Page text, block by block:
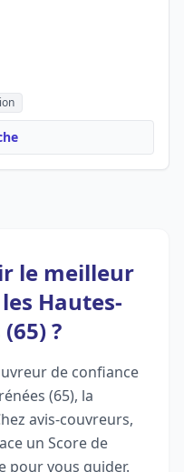
le meilleur
Hautes-
?
de confiance
(65), la
avis-couvreurs,
un Score de
pour vous guider.